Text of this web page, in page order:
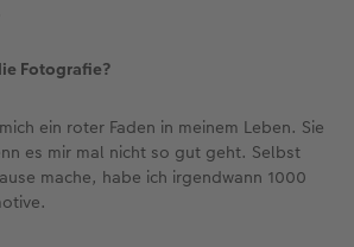
Fotografie?
ein roter Faden in meinem Leben. Sie
es mir mal nicht so gut geht. Selbst
mache, habe ich irgendwann 1000